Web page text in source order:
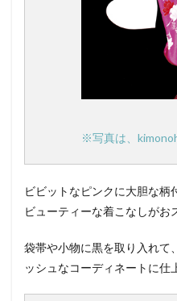
※写真は、
ビビットなピンクに大胆な柄
ビューティーな着こなしがお
袋帯や小物に黒を取り入れて
ッシュなコーディネートに仕